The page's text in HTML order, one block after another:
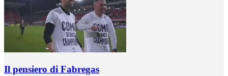
Il pensiero di Fabregas